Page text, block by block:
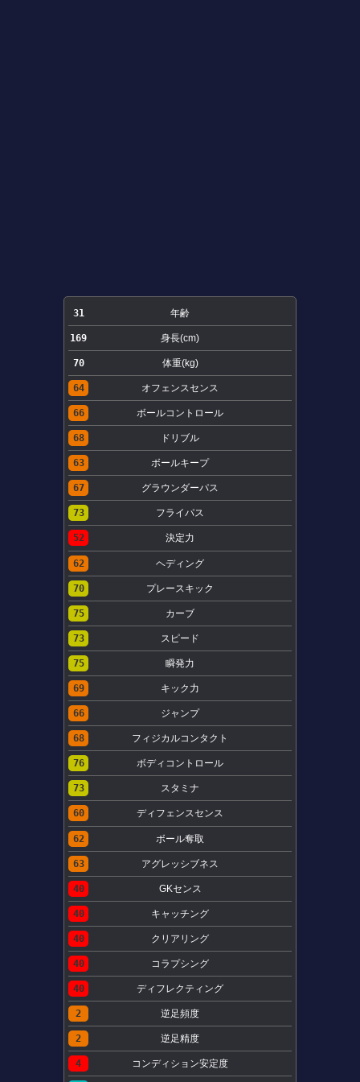
31 年齢
169 身長(cm)
70 体重(kg)
64 オフェンスセンス
66 ボールコントロール
68 ドリブル
63 ボールキープ
67 グラウンダーパス
73 フライパス
52 決定力
62 ヘディング
70 プレースキック
75 カーブ
73 スピード
75 瞬発力
69 キック力
66 ジャンプ
68 フィジカルコンタクト
76 ボディコントロール
73 スタミナ
60 ディフェンスセンス
62 ボール奪取
63 アグレッシブネス
40 GKセンス
40 キャッチング
40 クリアリング
40 コラプシング
40 ディフレクティング
2 逆足頻度
2 逆足精度
4 コンディション安定度